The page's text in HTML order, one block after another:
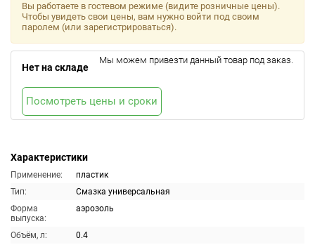
Характеристики
Применение:
пластик
Тип:
Смазка универсальная
Форма
выпуска:
аэрозоль
Объём, л:
0.4
Вы работаете в гостевом режиме (видите розничные цены).
Чтобы увидеть свои цены, вам нужно войти под своим
паролем (или зарегистрироваться).
Нет на складе
Мы можем привезти данный товар под заказ.
Посмотреть цены и сроки